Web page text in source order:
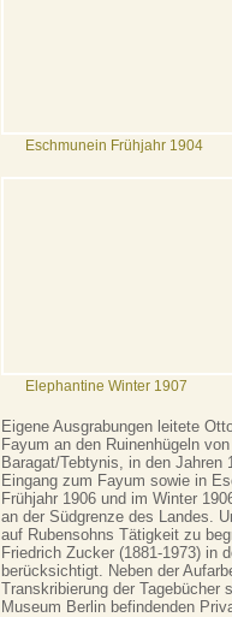
Eschmunein Frühjahr 1904
Elephantine Winter 1907
Eigene Ausgrabungen leitete
Fayum an den Ruinenhügeln
Baragat/Tebtynis, in den Jahren
Eingang zum Fayum sowie in
Frühjahr 1906 und im Winter
an der Südgrenze des Landes.
auf Rubensohns Tätigkeit zu
Friedrich Zucker (1881-1973) in
berücksichtigt. Neben der
Transkribierung der Tagebücher
Museum Berlin befindenden